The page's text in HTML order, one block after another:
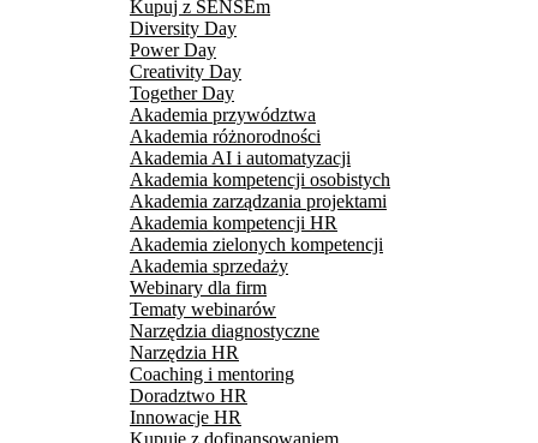
Kupuj z SENSEm
Diversity Day
Power Day
Creativity Day
Together Day
Akademia przywództwa
Akademia różnorodności
Akademia AI i automatyzacji
Akademia kompetencji osobistych
Akademia zarządzania projektami
Akademia kompetencji HR
Akademia zielonych kompetencji
Akademia sprzedaży
Webinary dla firm
Tematy webinarów
Narzędzia diagnostyczne
Narzędzia HR
Coaching i mentoring
Doradztwo HR
Innowacje HR
Kupuję z dofinansowaniem